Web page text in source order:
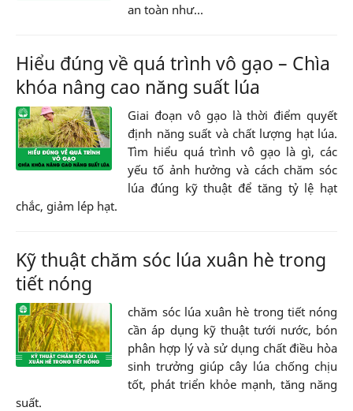
an toàn như...
Hiểu đúng về quá trình vô gạo – Chìa
khóa nâng cao năng suất lúa
Giai đoạn vô gạo là thời điểm quyết
định năng suất và chất lượng hạt lúa.
Tìm hiểu quá trình vô gạo là gì, các
yếu tố ảnh hưởng và cách chăm sóc
lúa đúng kỹ thuật để tăng tỷ lệ hạt
chắc, giảm lép hạt.
Kỹ thuật chăm sóc lúa xuân hè trong
tiết nóng
chăm sóc lúa xuân hè trong tiết nóng
cần áp dụng kỹ thuật tưới nước, bón
phân hợp lý và sử dụng chất điều hòa
sinh trưởng giúp cây lúa chống chịu
tốt, phát triển khỏe mạnh, tăng năng
suất.